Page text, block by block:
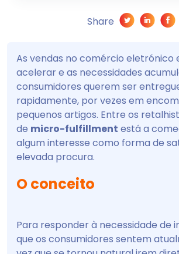
Share
As vendas no comércio eletrónico
acelerar e as necessidades
consumidores querem ser
rapidamente, por vezes em
pequenos artigos. Entre os
de micro-fulfillment está a
algum interesse como forma de
elevada procura.
O conceito
Para responder à necessidade de
que os consumidores sentem